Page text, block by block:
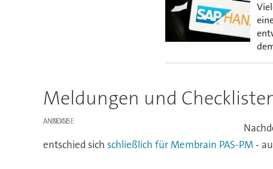
Meldungen und
ANZEIGE
entschied sich schließlich für Membrain PAS-PM-